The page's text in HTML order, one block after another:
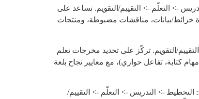
-> التعلّم -> التقييم/التقويم. تساعد على
خرائط/بيانات، مناقشات مضبوطة، ومنتجات
التقويم. تركّز على تحديد مخرجات تعلم
كتابة، تفاعل حواري)، مع معايير نجاح بلغة
التخطيط -> التدريس -> التعلّم -> التقييم/